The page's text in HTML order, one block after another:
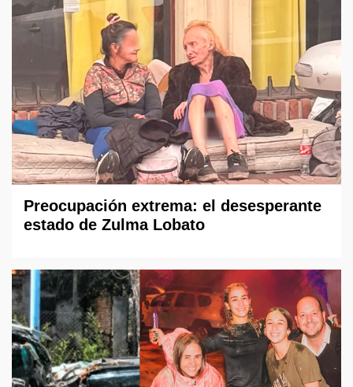
Preocupación extrema: el desesperante
estado de Zulma Lobato